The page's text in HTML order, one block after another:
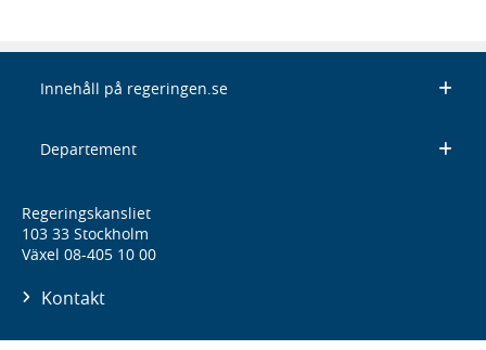
Innehåll på regeringen.se
Departement
Regeringskansliet
103 33 Stockholm
Växel 08-405 10 00
Kontakt